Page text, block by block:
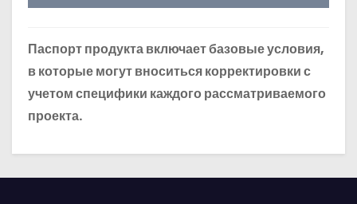
Паспорт продукта включает базовые условия,
в которые могут вноситься корректировки с
учетом специфики каждого рассматриваемого
проекта.